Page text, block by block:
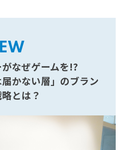
なぜゲームを!?
届かない層」のブラン
とは？